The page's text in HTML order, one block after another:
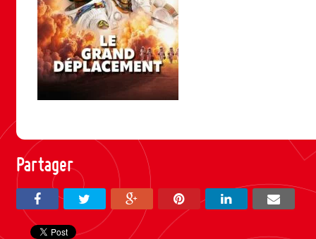
Partager